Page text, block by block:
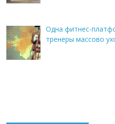
Одна фитнес-
тренеры массово